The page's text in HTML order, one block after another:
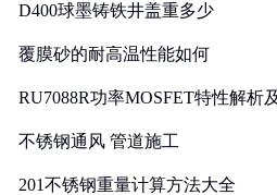
D400球墨铸铁井盖重多少
覆膜砂的耐高温性能如何
RU7088R功率MOSFET特性解析
不锈钢通风 管道施工
201不锈钢重量计算方法大全